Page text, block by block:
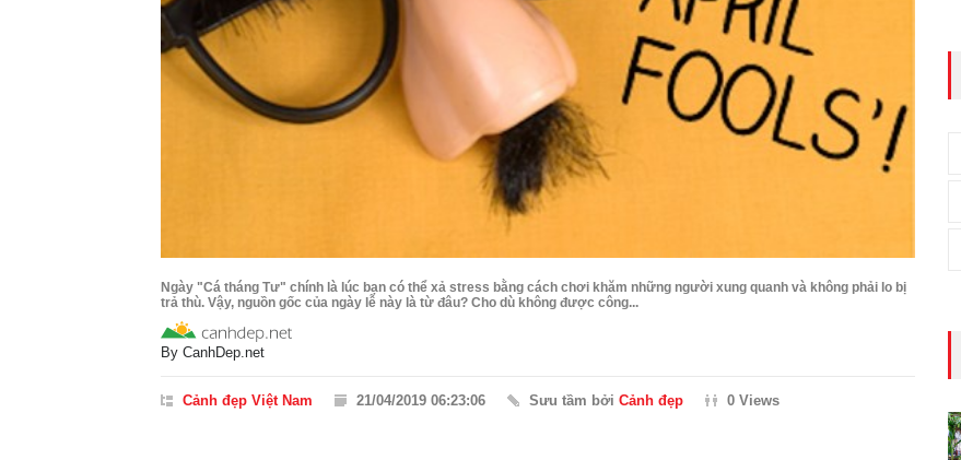
Ngày "Cá tháng Tư" chính là lúc bạn có thể xả stress bằng cách chơi khăm những người xung quanh và không phải lo bị
trả thù. Vậy, nguồn gốc của ngày lễ này là từ đâu? Cho dù không được công...
By CanhDep.net
Cảnh đẹp Việt Nam 21/04/2019 06:23:06 Sưu tầm bởi Cảnh đẹp 0 Views